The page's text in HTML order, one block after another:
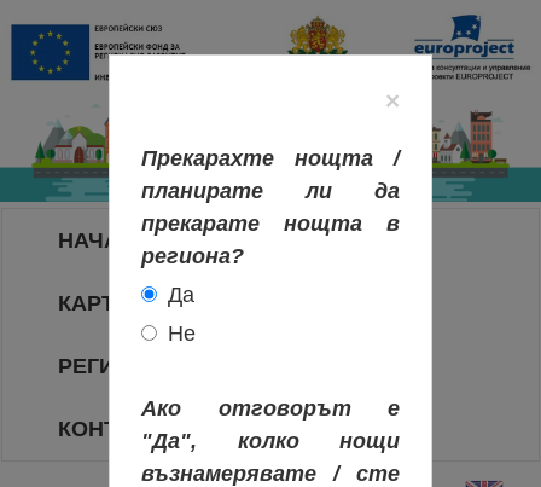
НАЧАЛО
КАРТА НА РЕГИОНИТЕ
РЕГИОНИ
КОНТАКТИ
×
Прекарахте нощта /
планирате ли да
прекарате нощта в
региона?
Да
Не
Ако отговорът е
"Да", колко нощи
възнамерявате / сте